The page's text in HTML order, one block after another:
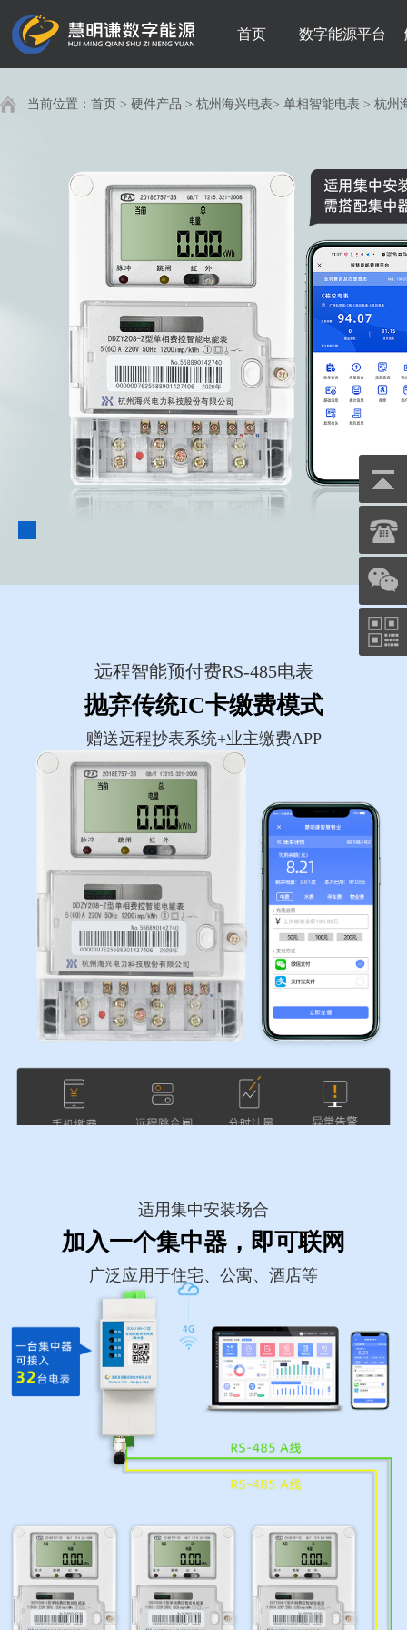
首页 数字能源平台
当前位置： 首页 > 硬件产品 > 杭州海兴电表> 单相智能电表 > 杭州
远程智能预付费RS-485电表
抛弃传统IC卡缴费模式
赠送远程抄表系统+业主缴费APP
适用集中安装场合
加入一个集中器，即可联网
广泛应用于住宅、公寓、酒店等